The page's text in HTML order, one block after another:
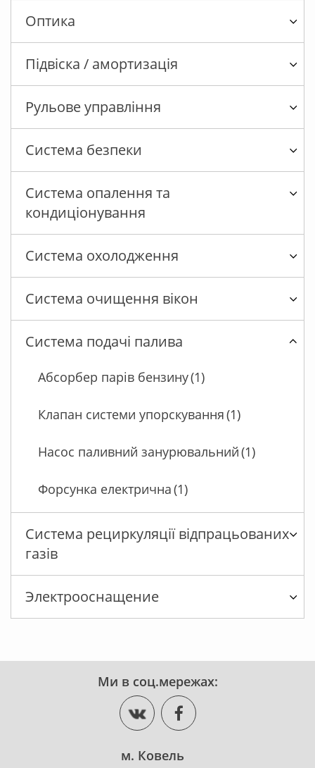
Оптика
Підвіска / амортизація
Рульове управління
Система безпеки
Система опалення та
кондиціонування
Система охолодження
Система очищення вікон
Система подачі палива
Абсорбер парів бензину(1)
Клапан системи упорскування(1)
Насос паливний занурювальний(1)
Форсунка електрична(1)
Система рециркуляції відпрацьованих
газів
Электрооснащение
Ми в соц.мережах:
м. Ковель